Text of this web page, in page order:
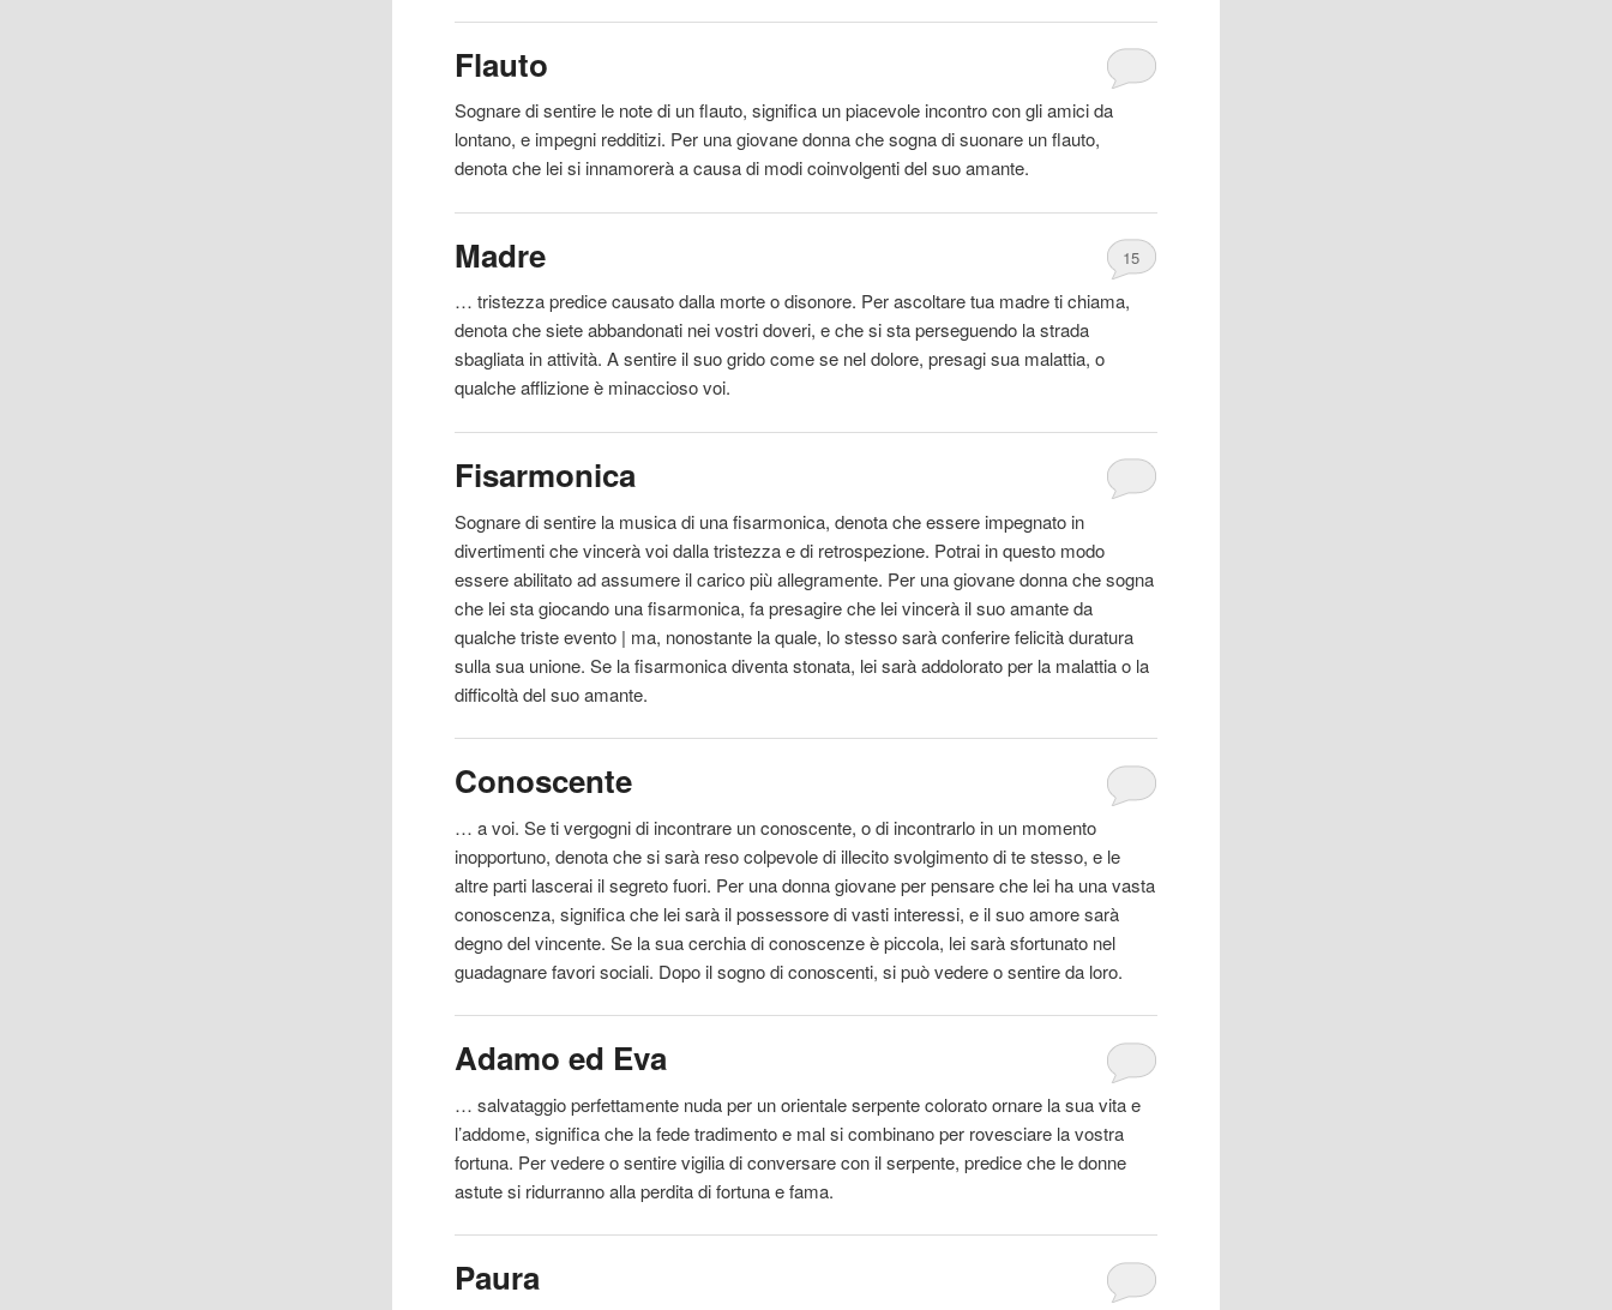
Flauto
Sognare disentire le note di un flauto, significa un piacevole incontro con gli amici da
lontano, e impegni redditizi. Per una giovane donna che sogna disuonare un flauto,
denota che lei si innamorerà a causa di modi coinvolgenti del suo amante.
Madre 15
… tristezza predice causato dalla morte o disonore. Per ascoltare tua madre ti chiama,
denota che siete abbandonati nei vostri doveri, e che si sta perseguendo la strada
sbagliata in attività. Asentire ilsuo grido come se nel dolore, presagi sua malattia, o
qualche afflizione è minaccioso voi.
Fisarmonica
Sognare disentire la musica di una fisarmonica, denota che essere impegnato in
divertimenti che vincerà voi dalla tristezza e di retrospezione. Potrai in questo modo
essere abilitato ad assumere ilcarico più allegramente. Per una giovane donna che sogna
che lei sta giocando una fisarmonica, fa presagire che lei vincerà ilsuo amante da
qualche triste evento | ma, nonostante la quale, lo stesso sarà conferire felicità duratura
sulla sua unione. Se la fisarmonica diventa stonata, lei sarà addolorato per la malattia o la
difficoltà del suo amante.
Conoscente
… a voi. Se ti vergogni di incontrare un conoscente, o di incontrarlo in un momento
inopportuno, denota che si sarà reso colpevole di illecito svolgimento di te stesso, e le
altre parti lascerai ilsegreto fuori. Per una donna giovane per pensare che lei ha una vasta
conoscenza, significa che lei sarà ilpossessore di vasti interessi, e ilsuo amore sarà
degno del vincente. Se la sua cerchia di conoscenze è piccola, lei sarà sfortunato nel
guadagnare favori sociali. Dopo ilsogno di conoscenti, si può vedere osentireda loro.
Adamo ed Eva
… salvataggio perfettamente nuda per un orientale serpente colorato ornare la sua vita e
l’addome, significa che la fede tradimento e mal si combinano per rovesciare la vostra
fortuna. Per vedere osentirevigilia di conversare con ilserpente, predice che le donne
astute si ridurranno alla perdita di fortuna e fama.
Paura